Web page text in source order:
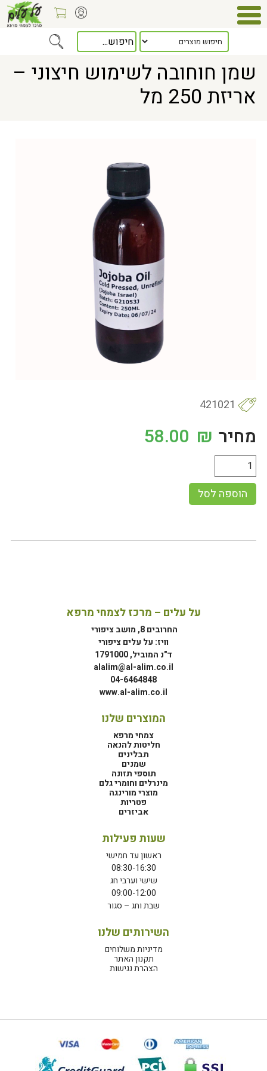
> שמן חוחובה לשימוש חיצוני – אריזת 250 מל
שמן חוחובה לשימוש חיצוני –
אריזת 250 מל
421021
מחיר 58.00 ₪
הוספה לסל
על עלים – מרכז לצמחי מרפא
החרובים 8, מושב ציפורי
וויז: על עלים ציפורי
ד"נ המוביל, 1791000
alalim@al-alim.co.il
04-6464848
www.al-alim.co.il
המוצרים שלנו
צמחי מרפא
חליטות להנאה
תבלינים
שמנים
תוספי תזונה
מינרלים וחומרי גלם
מוצרי מורינגה
פטריות
אביזרים
שעות פעילות
ראשון עד חמישי
08:30-16:30
שישי וערבי חג
09:00-12:00
שבת וחג – סגור
השירותים שלנו
מדיניות משלוחים
תקנון האתר
הצהרת נגישות